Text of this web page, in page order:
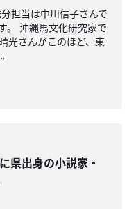
担当は中川信子さんで
。 沖縄馬文化研究家で
光さんがこのほど、東
県出身の小説家・